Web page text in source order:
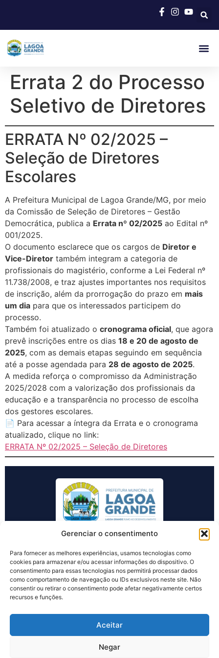
Gerenciar o consentimento
Para fornecer as melhores experiências, usamos tecnologias como
cookies para armazenar e/ou acessar informações do dispositivo. O
consentimento para essas tecnologias nos permitirá processar dados
como comportamento de navegação ou IDs exclusivos neste site. Não
consentir ou retirar o consentimento pode afetar negativamente certos
recursos e funções.
Aceitar
Negar
Errata 2 do Processo
Seletivo de Diretores
ERRATA Nº 02/2025 –
Seleção de Diretores
Escolares
A Prefeitura Municipal de Lagoa Grande/MG, por meio
da Comissão de Seleção de Diretores – Gestão
Democrática, publica a Errata nº 02/2025 ao Edital nº
001/2025.
O documento esclarece que os cargos de Diretor e
Vice-Diretor também integram a categoria de
profissionais do magistério, conforme a Lei Federal nº
11.738/2008, e traz ajustes importantes nos requisitos
de inscrição, além da prorrogação do prazo em mais
um dia para que os interessados participem do
processo.
Também foi atualizado o cronograma oficial, que agora
prevê inscrições entre os dias 18 e 20 de agosto de
2025, com as demais etapas seguindo em sequência
até a posse agendada para 28 de agosto de 2025.
A medida reforça o compromisso da Administração
2025/2028 com a valorização dos profissionais da
educação e a transparência no processo de escolha
dos gestores escolares.
📄 Para acessar a íntegra da Errata e o cronograma
atualizado, clique no link:
ERRATA Nº 02/2025 – Seleção de Diretores
Atendimento ao Cidadão
📍 Rua Manoel Calango, 142 - Centro
Lagoa Grande - MG
CEP: 38755-000
✉ atendimento@lagoagrande.com.br